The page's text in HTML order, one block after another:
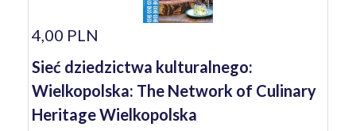
4,00 PLN
Sieć dziedzictwa kulturalnego:
Wielkopolska: The Network of Culinary
Heritage Wielkopolska